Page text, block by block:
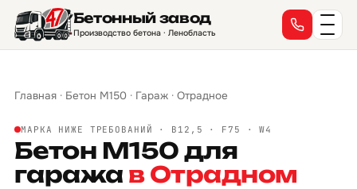
Бетонный завод
Производство бетона · Ленобласть
Главная · Бетон М150 · Гараж · Отрадное
МАРКА НИЖЕ ТРЕБОВАНИЙ · B12,5 · F75 · W4
Бетон М150 для
гаража в Отрадном